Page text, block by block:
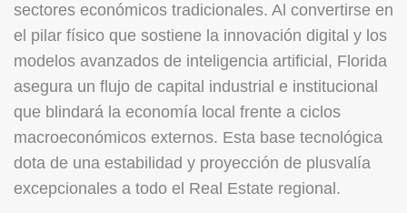
sectores económicos tradicionales. Al convertirse en
el pilar físico que sostiene la innovación digital y los
modelos avanzados de inteligencia artificial, Florida
asegura un flujo de capital industrial e institucional
que blindará la economía local frente a ciclos
macroeconómicos externos. Esta base tecnológica
dota de una estabilidad y proyección de plusvalía
excepcionales a todo el Real Estate regional.